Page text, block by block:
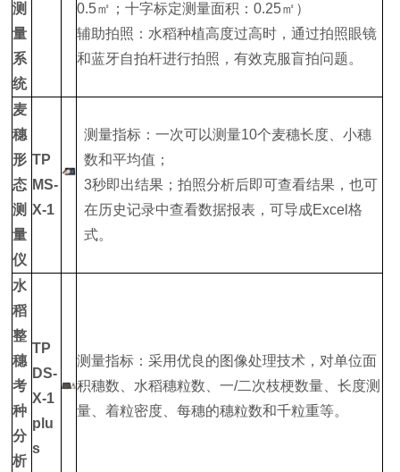
测
量
系
统
0.5㎡；十字标定测量面积：0.25㎡）
辅助拍照：水稻种植高度过高时，通过拍照眼镜
和蓝牙自拍杆进行拍照，有效克服盲拍问题。
麦
穗
形
态
测
量
仪
TP
MS-
X-1
测量指标：一次可以测量10个麦穗长度、小穗
数和平均值；
3秒即出结果；拍照分析后即可查看结果，也可
在历史记录中查看数据报表，可导成Excel格
式。
水
稻
整
穗
考
种
分
析
TP
DS-
X-1
plu
s
测量指标：采用优良的图像处理技术，对单位面
积穗数、水稻穗粒数、一/二次枝梗数量、长度测
量、着粒密度、每穗的穗粒数和千粒重等。